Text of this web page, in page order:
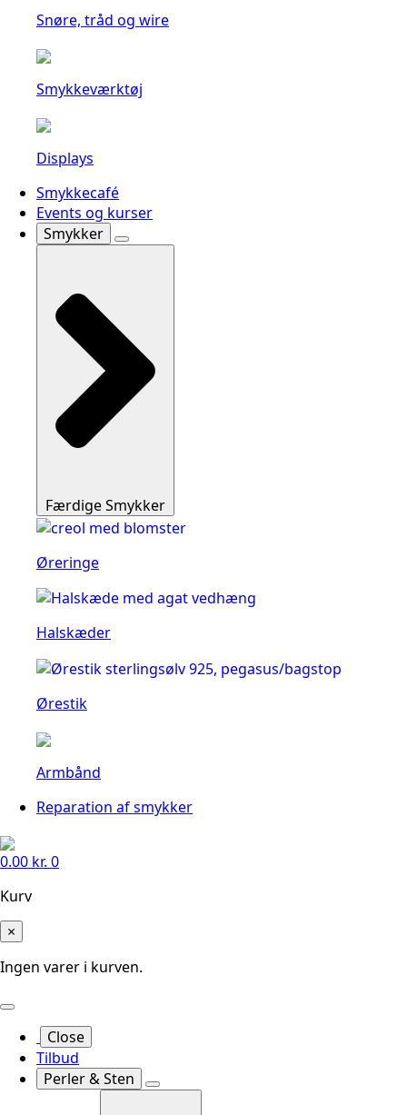
Snøre, tråd og wire
Smykkeværktøj
Displays
Smykkecafé
Events og kurser
Smykker
Færdige Smykker
Øreringe
Halskæder
Ørestik
Armbånd
Reparation af smykker
0.00 kr. 0
Kurv
×
Ingen varer i kurven.
Close
Tilbud
Perler & Sten